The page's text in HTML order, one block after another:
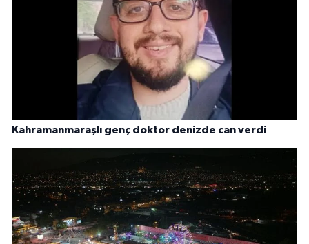
Kahramanmaraşlı genç doktor denizde can verdi